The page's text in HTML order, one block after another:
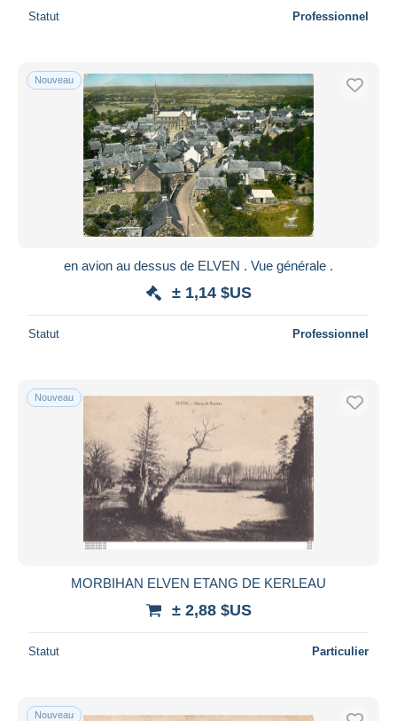
Statut Professionnel
Nouveau
en avion au dessus de ELVEN . Vue générale .
± 1,14 $US
Statut Professionnel
Nouveau
MORBIHAN ELVEN ETANG DE KERLEAU
± 2,88 $US
Statut Particulier
Nouveau